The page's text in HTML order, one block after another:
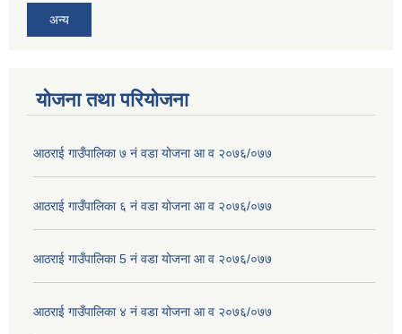
अन्य
योजना तथा परियोजना
आठराई गाउँपालिका ७ नं वडा योजना आ व २०७६/०७७
आठराई गाउँपालिका ६ नं वडा योजना आ व २०७६/०७७
आठराई गाउँपालिका 5 नं वडा योजना आ व २०७६/०७७
आठराई गाउँपालिका ४ नं वडा योजना आ व २०७६/०७७